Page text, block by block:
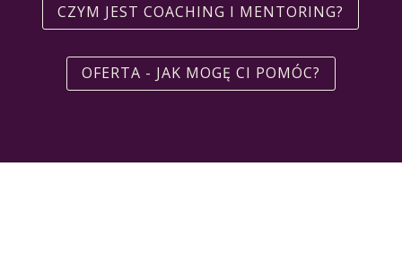
CZYM JEST COACHING I MENTORING?
OFERTA - JAK MOGĘ CI POMÓC?